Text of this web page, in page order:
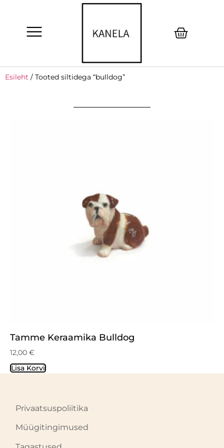
Esileht / Tooted siltidega “bulldog”
Tamme Keraamika Bulldog
12,00 €
Lisa Korvi
Privaatsuspoliitika
Müügitingimused